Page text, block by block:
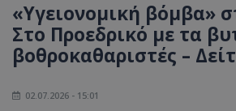
«Υγειονομική βόμβα»
Στο Προεδρικό με τα
βοθροκαθαριστές –
02.07.2026 - 15:01